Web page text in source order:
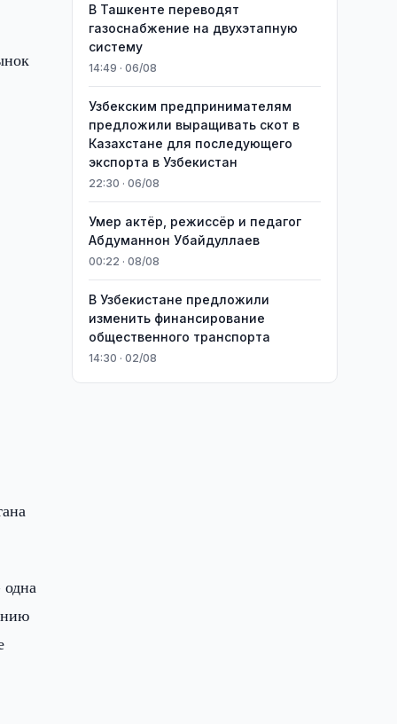
В Ташкенте переводят
газоснабжение на двухэтапную
систему
14:49 · 06/08
Узбекским предпринимателям
предложили выращивать скот в
Казахстане для последующего
экспорта в Узбекистан
22:30 · 06/08
Умер актёр, режиссёр и педагог
Абдуманнон Убайдуллаев
00:22 · 08/08
В Узбекистане предложили
изменить финансирование
общественного транспорта
14:30 · 02/08